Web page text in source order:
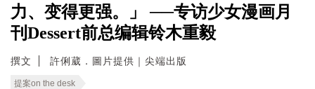
力、变得更强。」 ──专访少女漫画月
刊Dessert前总编辑铃木重毅
撰文 許俐葳．圖片提供｜尖端出版
提案on the desk